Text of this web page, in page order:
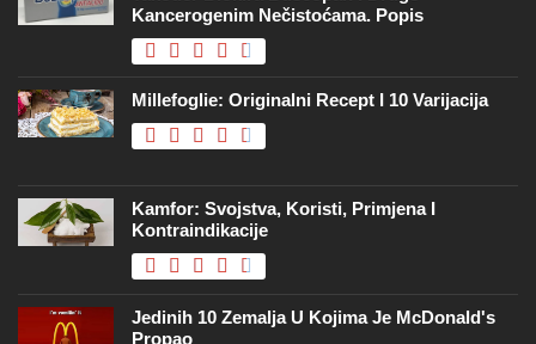
Kancerogenim Nečistoćama. Popis
Millefoglie: Originalni Recept I 10 Varijacija
Kamfor: Svojstva, Koristi, Primjena I
Kontraindikacije
Jedinih 10 Zemalja U Kojima Je McDonald's
Propao